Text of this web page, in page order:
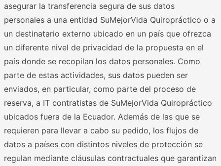
asegurar la transferencia segura de sus datos
personales a una entidad SuMejorVida Quiropráctico o a
un destinatario externo ubicado en un país que ofrezca
un diferente nivel de privacidad de la propuesta en el
país donde se recopilan los datos personales. Como
parte de estas actividades, sus datos pueden ser
enviados, en particular, como parte del proceso de
reserva, a IT contratistas de SuMejorVida Quiropráctico
ubicados fuera de la Ecuador. Además de las que se
requieren para llevar a cabo su pedido, los flujos de
datos a países con distintos niveles de protección se
regulan mediante cláusulas contractuales que garantizan